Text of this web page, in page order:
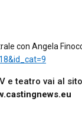
con Angela
e teatro vai al